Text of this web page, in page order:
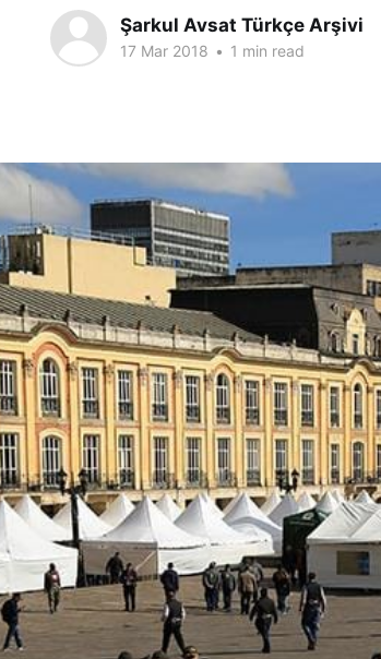
Şarkul Avsat Türkçe Arşivi
17 Mar 2018 • 1 min read